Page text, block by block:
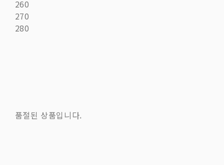
260
270
280
품절된 상품입니다.